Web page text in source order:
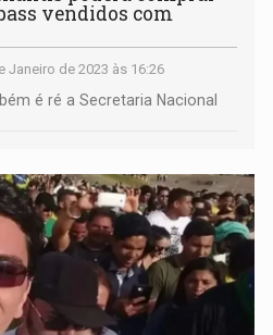
vendidos com
Janeiro de 2023 às 16:26
é ré a Secretaria Nacional